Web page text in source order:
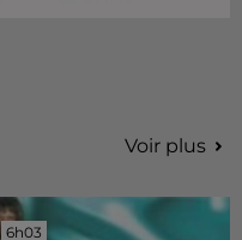
Voir plus
6h03
6h03